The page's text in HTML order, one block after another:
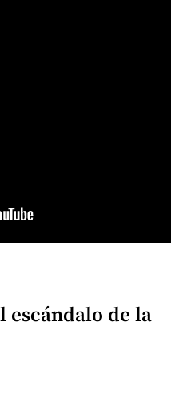
escándalo de la